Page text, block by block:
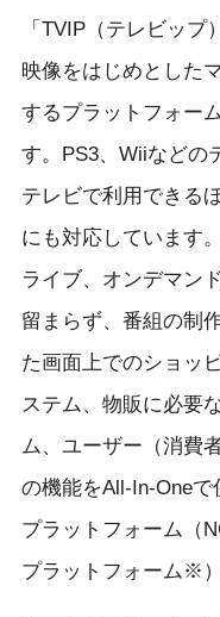
「TVIP（テレビッ
映像をはじめとした
するプラットフォー
す。PS3、Wiiなどの
テレビで利用できる
にも対応しています。
ライブ、オンデマン
留まらず、番組の制
た画面上でのショッ
ステム、物販に必要
ム、ユーザー（消費
の機能をAll-In-One
プラットフォーム（
プラットフォーム※